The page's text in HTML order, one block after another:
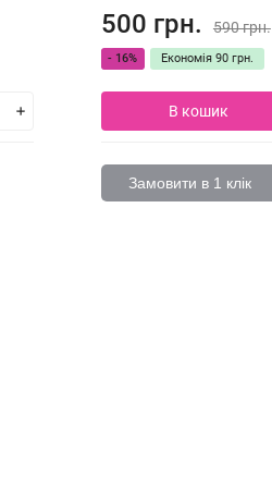
500 грн. 590 грн.
- 16% Економія 90 грн.
В кошик
Замовити в 1 клік